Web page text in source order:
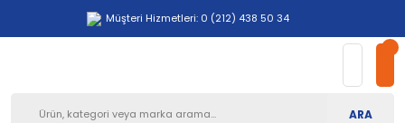
Müşteri Hizmetleri: 0 (212) 438 50 34
ARA